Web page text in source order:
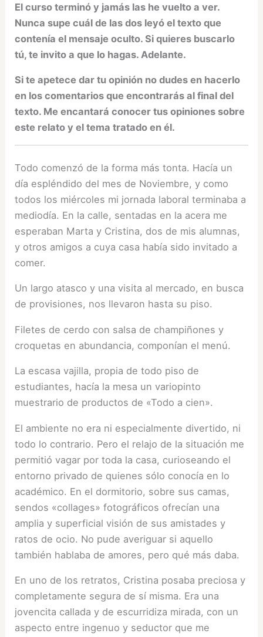
El curso terminó y jamás las he vuelto a ver.
Nunca supe cuál de las dos leyó el texto que
contenía el mensaje oculto. Si quieres buscarlo
tú, te invito a que lo hagas. Adelante.
Si te apetece dar tu opinión no dudes en hacerlo
en los comentarios que encontrarás al final del
texto. Me encantará conocer tus opiniones sobre
este relato y el tema tratado en él.
Todo comenzó de la forma más tonta. Hacía un
día espléndido del mes de Noviembre, y como
todos los miércoles mi jornada laboral terminaba a
mediodía. En la calle, sentadas en la acera me
esperaban Marta y Cristina, dos de mis alumnas,
y otros amigos a cuya casa había sido invitado a
comer.
Un largo atasco y una visita al mercado, en busca
de provisiones, nos llevaron hasta su piso.
Filetes de cerdo con salsa de champiñones y
croquetas en abundancia, componían el menú.
La escasa vajilla, propia de todo piso de
estudiantes, hacía la mesa un variopinto
muestrario de productos de «Todo a cien».
El ambiente no era ni especialmente divertido, ni
todo lo contrario. Pero el relajo de la situación me
permitió vagar por toda la casa, curioseando el
entorno privado de quienes sólo conocía en lo
académico. En el dormitorio, sobre sus camas,
sendos «collages» fotográficos ofrecían una
amplia y superficial visión de sus amistades y
ratos de ocio. No pude averiguar si aquello
también hablaba de amores, pero qué más daba.
En uno de los retratos, Cristina posaba preciosa y
completamente segura de sí misma. Era una
jovencita callada y de escurridiza mirada, con un
aspecto entre ingenuo y seductor que me